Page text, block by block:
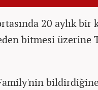
20 aylık bir
bitmesi üzerine